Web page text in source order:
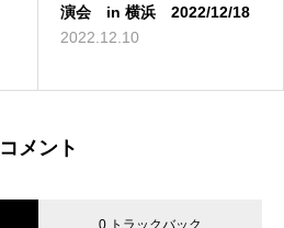
演会 in 横浜 2022/12/18
2022.12.10
コメント
0 トラックバック